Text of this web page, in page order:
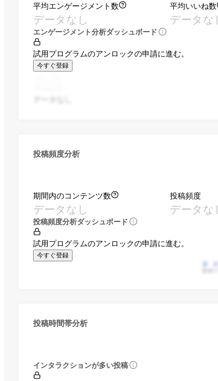
平均エンゲージメント数
データなし
平均いいね数
データな
エンゲージメント分析ダッシュボード
試用プログラムのアンロックの申請に進む。
今すぐ登録
投稿頻度分析
期間内のコンテンツ数
データなし
投稿頻度
データな
投稿頻度分析ダッシュボード
試用プログラムのアンロックの申請に進む。
今すぐ登録
投稿時間帯分析
インタラクションが多い投稿